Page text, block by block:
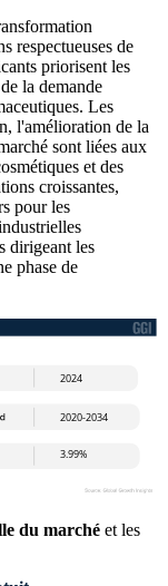
respectueuses de
priorisent les
la demande
Les
l'amélioration de la
sont liées aux
et des
croissantes,
pour les
dirigeant les
phase de
du marché et les